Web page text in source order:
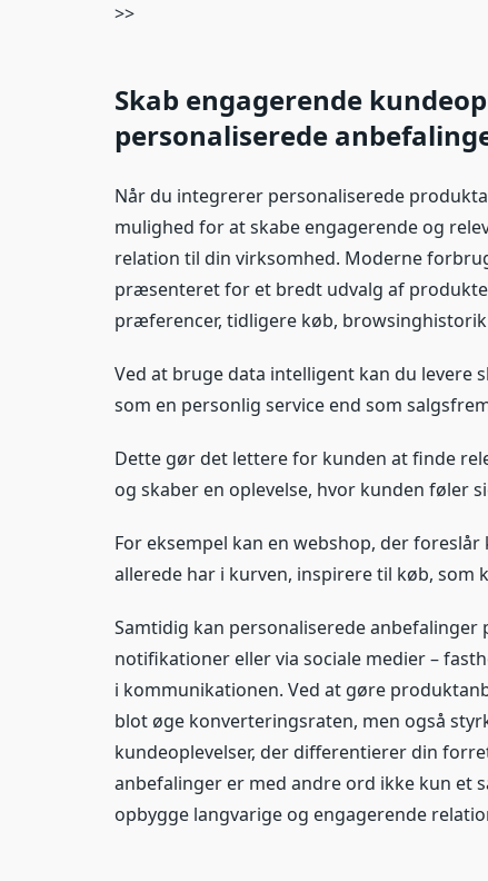
>>
Skab engagerende
personaliserede
Når du integrerer personaliserede
mulighed for at skabe engagerende og
relation til din virksomhed. Moderne
præsenteret for et bredt udvalg af
præferencer, tidligere køb,
Ved at bruge data intelligent kan du levere
som en personlig service end som
Dette gør det lettere for kunden at finde
og skaber en oplevelse, hvor kunden føler
For eksempel kan en webshop, der
allerede har i kurven, inspirere til køb, som
Samtidig kan personaliserede
notifikationer eller via sociale medier –
i kommunikationen. Ved at gøre
blot øge konverteringsraten, men også
kundeoplevelser, der differentierer din
anbefalinger er med andre ord ikke kun
opbygge langvarige og engagerende